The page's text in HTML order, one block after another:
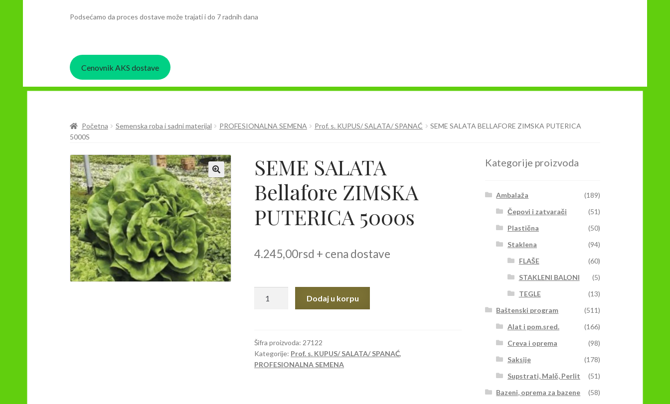
Podsećamo da proces dostave može trajati i do 7 radnih dana
Cenovnik AKS dostave
Početna Semenska roba i sadni materijal PROFESIONALNA SEMENA Prof. s. KUPUS/ SALATA/ SPANAĆ
SEME SALATA BELLAFORE ZIMSKA PUTERICA
5000S
SEME SALATA
Bellafore ZIMSKA
PUTERICA 5000s
4.245,00rsd + cena dostave
PUTERICA
5000s
količina
Dodaj u korpu
Šifra proizvoda:27122
Kategorije: Prof. s. KUPUS/ SALATA/ SPANAĆ,
PROFESIONALNA SEMENA
Kategorije proizvoda
Ambalaža
(189)
Čepovi i zatvarači
(51)
Plastična
(50)
Staklena
(94)
FLAŠE
(60)
STAKLENI BALONI
(5)
TEGLE
(13)
Baštenski program
(511)
Alat i pom.sred.
(166)
Creva i oprema
(98)
Saksije
(178)
Supstrati, Malč, Perlit
(51)
Bazeni, oprema za bazene
(58)